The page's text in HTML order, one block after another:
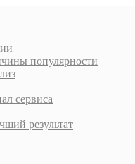
популярности
сервиса
результат